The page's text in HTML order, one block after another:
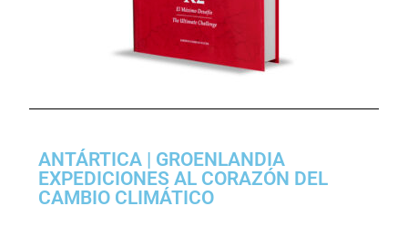
ANTÁRTICA | GROENLANDIA
EXPEDICIONES AL CORAZÓN DEL
CAMBIO CLIMÁTICO